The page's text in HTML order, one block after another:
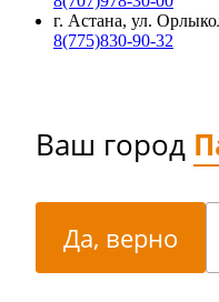
г. Астана, ул.
8(775)830-90-32
Ваш город
Да, верно